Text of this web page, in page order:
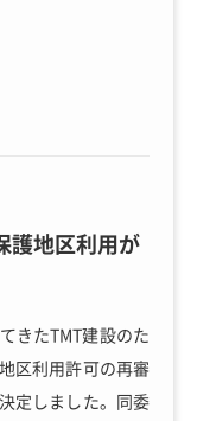
護地区利用が
きたTMT建設のた
区利用許可の再審
定しました。同委